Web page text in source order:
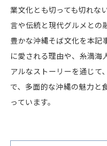
業文化とも切っても切れな
言や伝統と現代グルメとの
豊かな沖縄そば文化を本記
に愛される理由や、糸満海
アルなストーリーを通じて
で、多面的な沖縄の魅力と
っています。